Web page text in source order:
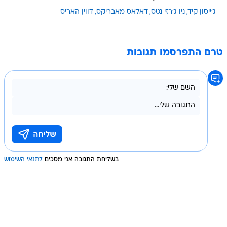
ג'ייסון קיד ניו ג'רזי נטס דאלאס מאבריקס דווין האריס
טרם התפרסמו תגובות
בשליחת התגובה אני מסכים לתנאי השימוש